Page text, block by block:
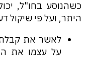
כשהנוסע בחו"ל,
היתר, ועל פי שיקול
לאשר את
על עצמו את